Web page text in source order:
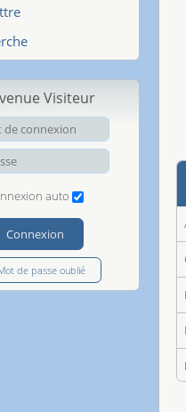
Visiteur
Identifiant de
Mot de passe
auto
Connexion
de passe oublié